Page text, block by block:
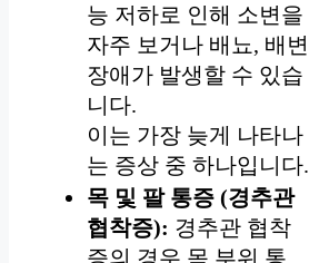
능 저하로 인해 소변을
자주 보거나 배뇨, 배변
장애가 발생할 수 있습
니다.
이는 가장 늦게 나타나
는 증상 중 하나입니다.
목 및 팔 통증 (경추관
협착증): 경추관 협착
증의 경우 목 부위 통